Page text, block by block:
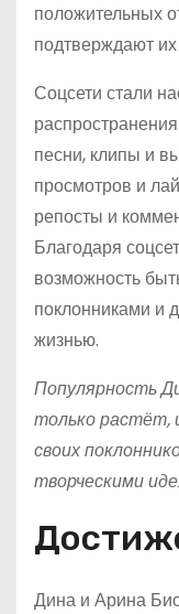
положительных
подтверждают
Соцсети стали
песни, клипы и
просмотров и
репосты и
Благодаря
возможность
поклонниками и
жизнью.
Популярность
только растёт,
своих
творческими
Дина и Арина